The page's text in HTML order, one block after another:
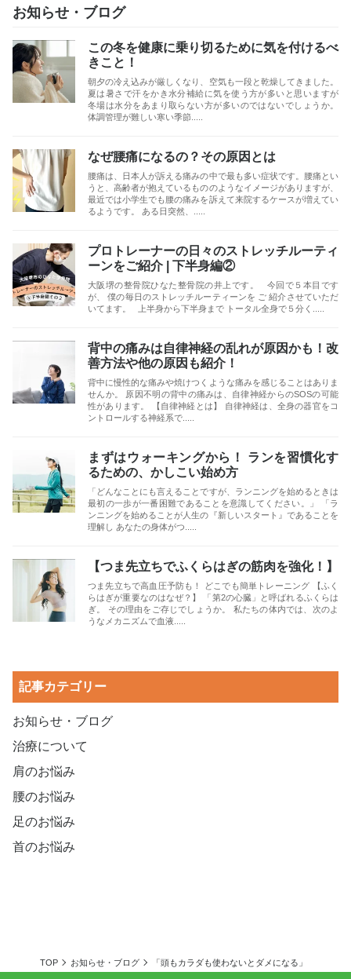
お知らせ・ブログ
この冬を健康に乗り切るために気を付けるべ
きこと！
朝夕の冷え込みが厳しくなり、空気も一段と乾燥してきました。
夏は暑さで汗をかき水分補給に気を使う方が多いと思いますが
冬場は水分をあまり取らない方が多いのではないでしょうか。
体調管理が難しい寒い季節.....
なぜ腰痛になるの？その原因とは
腰痛は、日本人が訴える痛みの中で最も多い症状です。腰痛とい
うと、高齢者が抱えているもののようなイメージがありますが、
最近では小学生でも腰の痛みを訴えて来院するケースが増えてい
るようです。 ある日突然、.....
プロトレーナーの日々のストレッチルーティ
ーンをご紹介 | 下半身編②
大阪堺の整骨院ひなた整骨院の井上です。 今回で５本目です
が、 僕の毎日のストレッチルーティーンを ご 紹介させていただ
いてます。 上半身から下半身まで トータル全身で５分く.....
背中の痛みは自律神経の乱れが原因かも！改
善方法や他の原因も紹介！
背中に慢性的な痛みや焼けつくような痛みを感じることはありま
せんか。 原因不明の背中の痛みは、自律神経からのSOSの可能
性があります。 【自律神経とは】 自律神経は、全身の器官をコ
ントロールする神経系で.....
まずはウォーキングから！ ランを習慣化す
るための、かしこい始め方
「どんなことにも言えることですが、ランニングを始めるときは
最初の一歩が一番困難であることを意識してください。」 「ラ
ンニングを始めることが人生の『新しいスタート』であることを
理解し あなたの身体がつ.....
【つま先立ちでふくらはぎの筋肉を強化！】
つま先立ちで高血圧予防も！ どこでも簡単トレーニング 【ふく
らはぎが重要なのはなぜ？】 「第2の心臓」と呼ばれるふくらは
ぎ。 その理由をご存じでしょうか。 私たちの体内では、次のよ
うなメカニズムで血液.....
記事カテゴリー
お知らせ・ブログ
治療について
肩のお悩み
腰のお悩み
足のお悩み
首のお悩み
TOP お知らせ・ブログ 「頭もカラダも使わないとダメになる」